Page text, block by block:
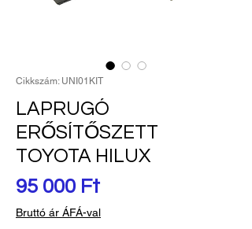
Cikkszám: UNI01KIT
LAPRUGÓ
ERŐSÍTŐSZETT
TOYOTA HILUX
95 000 FtÁr
Bruttó ár ÁFÁ-val